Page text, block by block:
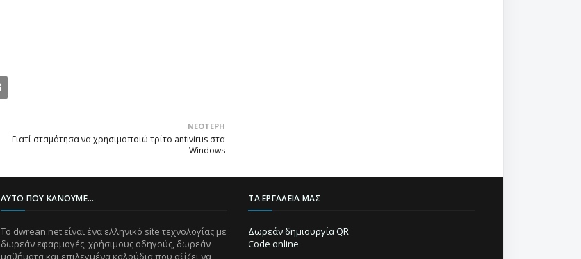
ΝΕΌΤΕΡΗ
Γιατί σταμάτησα να χρησιμοποιώ τρίτο antivirus στα
Windows
ΑΥΤΌ ΠΟΥ ΚΆΝΟΥΜΕ...
Το dwrean.net είναι ένα ελληνικό site τεχνολογίας με
δωρεάν εφαρμογές, χρήσιμους οδηγούς, δωρεάν
μαθήματα και επιλεγμένα καλούδια που αξίζει να
ΤΑ ΕΡΓΑΛΕΊΑ ΜΑΣ
Δωρεάν δημιουργία QR
Code online